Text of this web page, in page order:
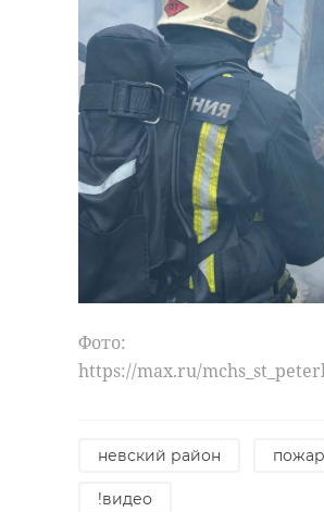
Фото:
https://max.ru/
невский район пожар
!видео